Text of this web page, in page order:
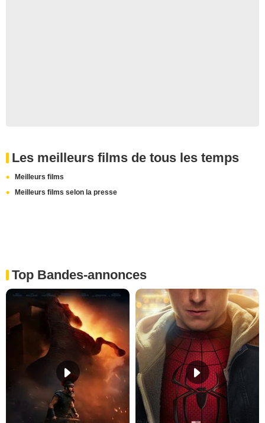
Les meilleurs films de tous les temps
Meilleurs films
Meilleurs films selon la presse
Top Bandes-annonces